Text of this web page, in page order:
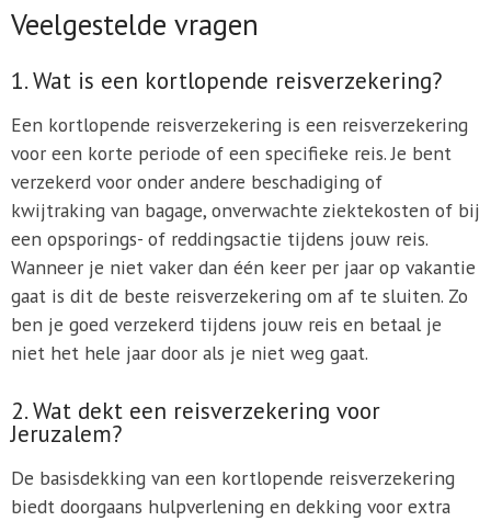
Veelgestelde vragen
1. Wat is een kortlopende reisverzekering?
Een kortlopende reisverzekering is een reisverzekering
voor een korte periode of een specifieke reis. Je bent
verzekerd voor onder andere beschadiging of
kwijtraking van bagage, onverwachte ziektekosten of bij
een opsporings- of reddingsactie tijdens jouw reis.
Wanneer je niet vaker dan één keer per jaar op vakantie
gaat is dit de beste reisverzekering om af te sluiten. Zo
ben je goed verzekerd tijdens jouw reis en betaal je
niet het hele jaar door als je niet weg gaat.
2. Wat dekt een reisverzekering voor
Jeruzalem?
De basisdekking van een kortlopende reisverzekering
biedt doorgaans hulpverlening en dekking voor extra